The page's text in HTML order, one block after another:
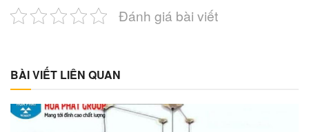
Đánh giá bài viết
BÀI VIẾT LIÊN QUAN